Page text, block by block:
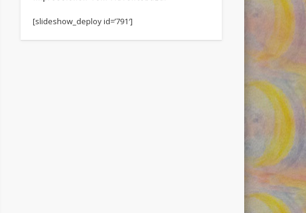
[slideshow_deploy id=’791′]